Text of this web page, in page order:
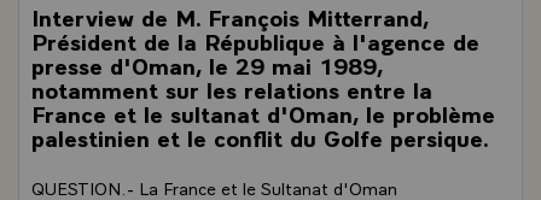
Interview de M. François Mitterrand,
Président de la République à l'agence de
presse d'Oman, le 29 mai 1989,
notamment sur les relations entre la
France et le sultanat d'Oman, le problème
palestinien et le conflit du Golfe persique.
QUESTION.- La France et le Sultanat d'Oman